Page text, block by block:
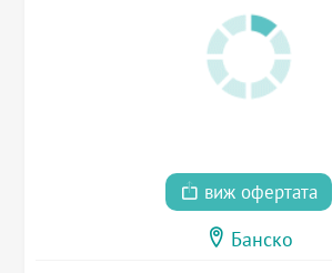
виж офертата
Банско